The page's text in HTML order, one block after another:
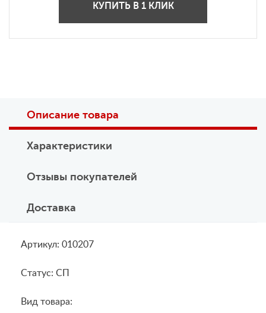
КУПИТЬ В 1 КЛИК
Описание товара
Характеристики
Отзывы покупателей
Доставка
Артикул: 010207
Статус: СП
Вид товара: